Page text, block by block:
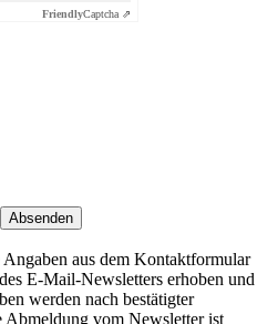
FriendlyCaptcha ⇗
Angaben aus dem Kontaktformular
E-Mail-Newsletters erhoben und
werden nach bestätigter
Abmeldung vom Newsletter ist